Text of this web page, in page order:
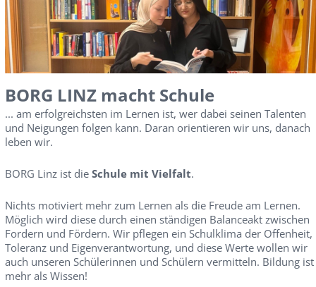
BORG LINZ macht Schule
... am erfolgreichsten im Lernen ist, wer dabei seinen Talenten
und Neigungen folgen kann. Daran orientieren wir uns, danach
leben wir.
BORG Linz ist die Schule mit Vielfalt.
Nichts motiviert mehr zum Lernen als die Freude am Lernen.
Möglich wird diese durch einen ständigen Balanceakt zwischen
Fordern und Fördern. Wir pflegen ein Schulklima der Offenheit,
Toleranz und Eigenverantwortung, und diese Werte wollen wir
auch unseren Schülerinnen und Schülern vermitteln. Bildung ist
mehr als Wissen!